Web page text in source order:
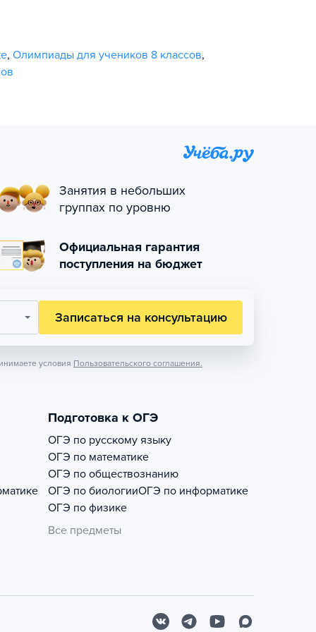
, Олимпиады для учеников 8 классов,
Занятия в небольших
группах по уровню
Официальная гарантия
поступления на бюджет
Записаться на консультацию
условия Пользовательского соглашения.
Подготовка к ОГЭ
ОГЭ по русскому языку
ОГЭ по математике
ОГЭ по обществознанию
ОГЭ по биологииОГЭ по информатике
ОГЭ по физике
Все предметы